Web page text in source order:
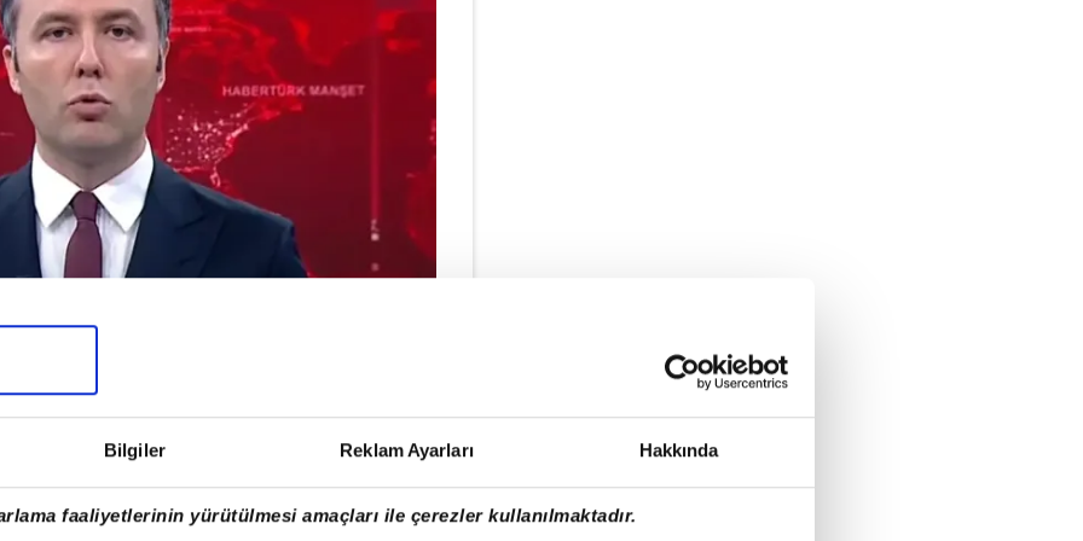
Bilgiler Reklam Ayarları Hakkında
faaliyetlerinin yürütülmesi amaçları ile çerezler kullanılmaktadır.
isme daha ulaştı. Elde edilen tanık
HabertürkGenel Yayın